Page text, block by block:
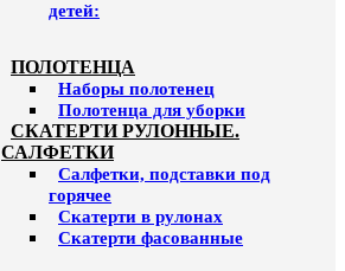
детей:
ПОЛОТЕНЦА
Наборы полотенец
Полотенца для уборки
СКАТЕРТИ РУЛОННЫЕ.
САЛФЕТКИ
Салфетки, подставки под
горячее
Скатерти в рулонах
Скатерти фасованные